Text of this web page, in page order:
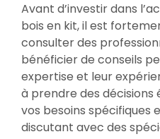
Avant d’investir dans
bois en kit, il est
consulter des
bénéficier de conseils
expertise et leur
à prendre des
vos besoins spécifiques
discutant avec des